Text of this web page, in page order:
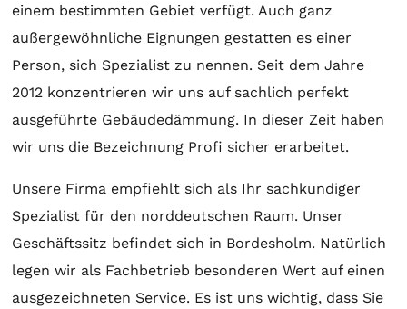
einem bestimmten Gebiet verfügt. Auch ganz
außergewöhnliche Eignungen gestatten es einer
Person, sich Spezialist zu nennen. Seit dem Jahre
2012 konzentrieren wir uns auf sachlich perfekt
ausgeführte Gebäudedämmung. In dieser Zeit haben
wir uns die Bezeichnung Profi sicher erarbeitet.
Unsere Firma empfiehlt sich als Ihr sachkundiger
Spezialist für den norddeutschen Raum. Unser
Geschäftssitz befindet sich in Bordesholm. Natürlich
legen wir als Fachbetrieb besonderen Wert auf einen
ausgezeichneten Service. Es ist uns wichtig, dass Sie